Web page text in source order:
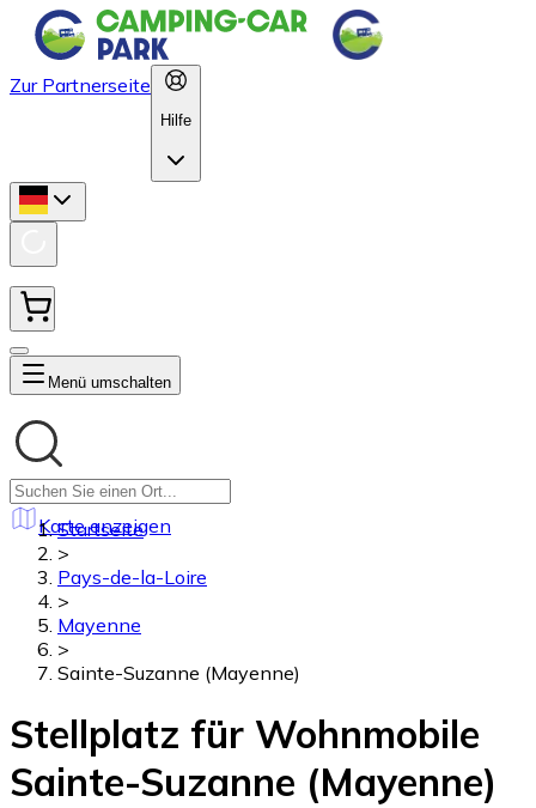
Zur Partnerseite
Hilfe
Menü umschalten
Karte anzeigen
Startseite
>
Pays-de-la-Loire
>
Mayenne
>
Sainte-Suzanne (Mayenne)
Stellplatz für Wohnmobile
Sainte-Suzanne (Mayenne)